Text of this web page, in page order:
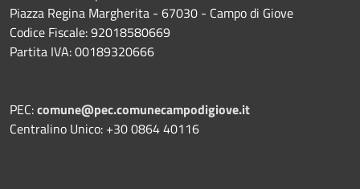
Piazza Regina Margherita - 67030 - Campo di Giove
Codice Fiscale: 92018580669
Partita IVA: 00189320666
PEC:comune@pec.comunecampodigiove.it
Centralino Unico: +30 0864 40116